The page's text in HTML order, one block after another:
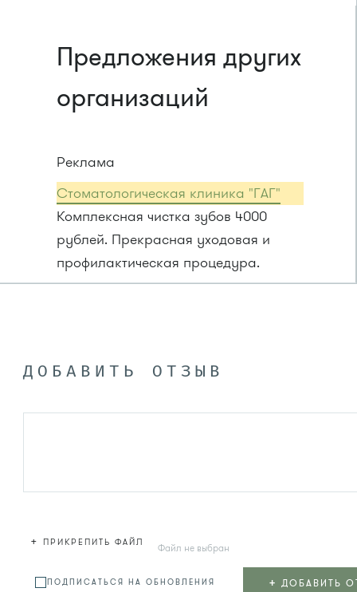
Предложения других
организаций
Реклама
Стоматологическая клиника "ГАГ"
Комплексная чистка зубов 4000
рублей. Прекрасная уходовая и
профилактическая процедура.
ДОБАВИТЬ ОТЗЫВ
+ ПРИКРЕПИТЬ ФАЙЛ Файл не выбран
ПОДПИСАТЬСЯ НА ОБНОВЛЕНИЯ + ДОБАВИТЬ